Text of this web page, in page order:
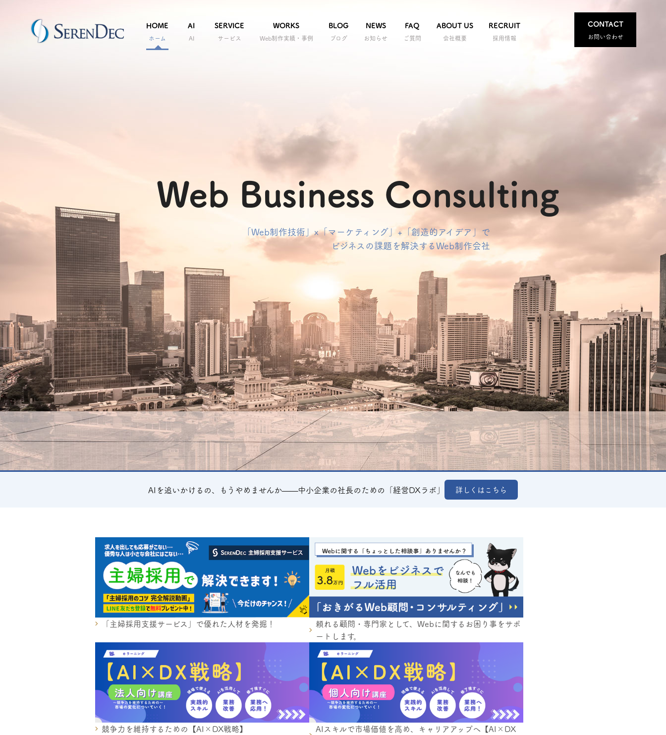
HOME
ホーム
AI
AI
SERVICE
サービス
WORKS
Web制作実績・事例
BLOG
ブログ
NEWS
お知らせ
FAQ
ご質問
ABOUT US
会社概要
RECRUIT
採用情報
CONTACT
お問い合わせ
Web Business Consulting
「Web制作技術」x「マーケティング」+「創造的アイデア」で
ビジネスの課題を解決するWeb制作会社
AIを追いかけるの、もうやめませんか——中小企業の社長のための「経営DXラボ」 詳しくはこちら
「主婦採用支援サービス」で優れた人材を発掘！
頼れる顧問・専門家として、Webに関するお困り事をサポ
ートします。
競争力を維持するための【AI×DX戦略】
AIスキルで市場価値を高め、キャリアアップへ【AI×DX